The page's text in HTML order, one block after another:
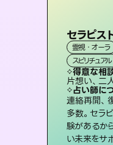
セラピス
霊視・オーラ
スピリチュア
得意な相
片想い、二
占い師に
連絡再開、
多数。セラ
験があるか
い未来をサ
桃
霊視
スピリ
得意
片想
占い
恋愛の
係」の
恋人未
寧に読
ン